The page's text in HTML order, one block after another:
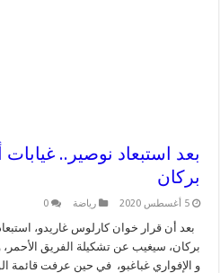
بعد استبعاد نوصير..
بركان
5 أغسطس 2020 رياضة 0
بعد أن قرار خوان كارلوس غاريدو،
بركان، سيغيب عن تشكيلة الفريق
و الإفواري غباغبو، في حين عرفت قائمة